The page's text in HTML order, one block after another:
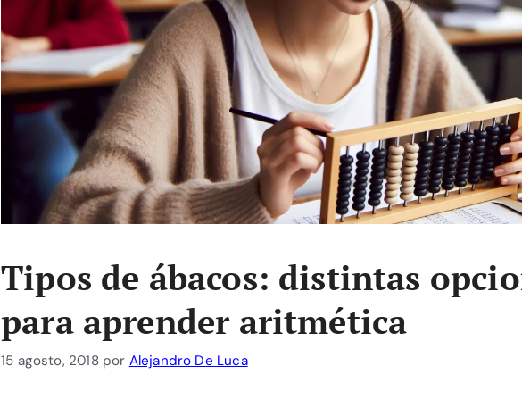
Tipos de ábacos: distintas
para aprender aritmética
15 agosto, 2018 por Alejandro De Luca